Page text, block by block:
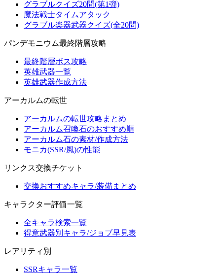
グラブルクイズ20問(第1弾)
魔法戦士タイムアタック
グラブル楽器武器クイズ(全20問)
パンデモニウム最終階層攻略
最終階層ボス攻略
英雄武器一覧
英雄武器作成方法
アーカルムの転世
アーカルムの転世攻略まとめ
アーカルム召喚石のおすすめ順
アーカルム石の素材/作成方法
モニカ(SSR/風)の性能
リンクス交換チケット
交換おすすめキャラ/装備まとめ
キャラクター評価一覧
全キャラ検索一覧
得意武器別キャラ/ジョブ早見表
レアリティ別
SSRキャラ一覧